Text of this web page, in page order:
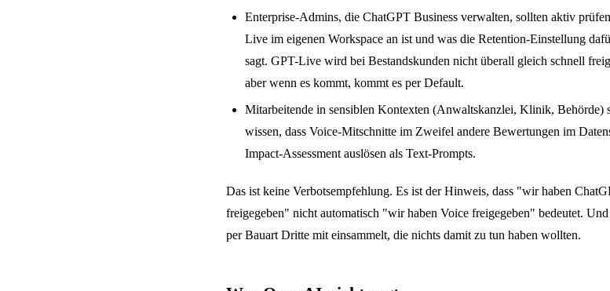
Enterprise-Admins, die ChatGPT Business verwalten, sollten aktiv
Live im eigenen Workspace an ist und was die Retention-Einstellung
sagt. GPT-Live wird bei Bestandskunden nicht überall gleich schnell
aber wenn es kommt, kommt es per Default.
Mitarbeitende in sensiblen Kontexten (Anwaltskanzlei, Klinik, Behörde)
wissen, dass Voice-Mitschnitte im Zweifel andere Bewertungen im
Impact-Assessment auslösen als Text-Prompts.
Das ist keine Verbotsempfehlung. Es ist der Hinweis, dass "wir haben
freigegeben" nicht automatisch "wir haben Voice freigegeben" bedeutet. Und
per Bauart Dritte mit einsammelt, die nichts damit zu tun haben wollten.